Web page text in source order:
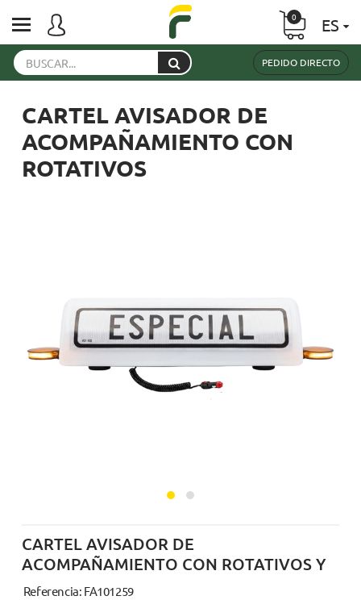
PEDIDO DIRECTO
ES
0
CARTEL AVISADOR DE
ACOMPAÑAMIENTO CON
ROTATIVOS
CARTEL AVISADOR DE
ACOMPAÑAMIENTO CON ROTATIVOS Y
Referencia: FA101259